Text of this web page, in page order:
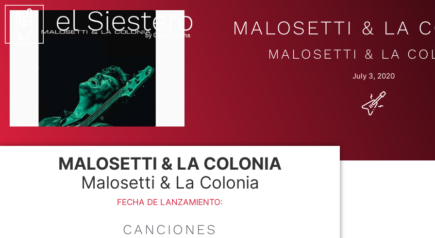
MALOSETTI & LA
MALOSETTI & LA
July 3, 2020
MALOSETTI & LA COLONIA
Malosetti & La Colonia
FECHA DE LANZAMIENTO:
CANCIONES